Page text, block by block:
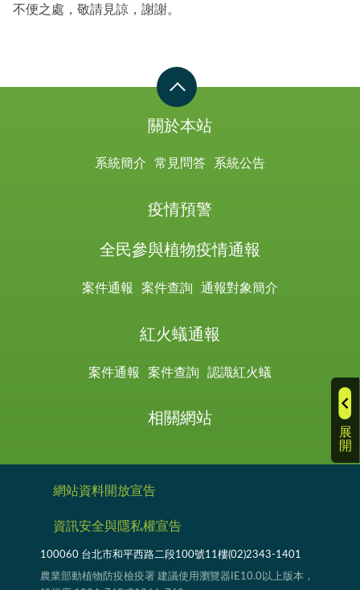
展
開
不便之處，敬請見諒，謝謝。
關於本站
系統簡介 常見問答 系統公告
疫情預警
全民參與植物疫情通報
案件通報 案件查詢 通報對象簡介
紅火蟻通報
案件通報 案件查詢 認識紅火蟻
相關網站
網站資料開放宣告
資訊安全與隱私權宣告
100060 台北市和平西路二段100號11樓(02)2343-1401
農業部動植物防疫檢疫署 建議使用瀏覽器IE10.0以上版本，